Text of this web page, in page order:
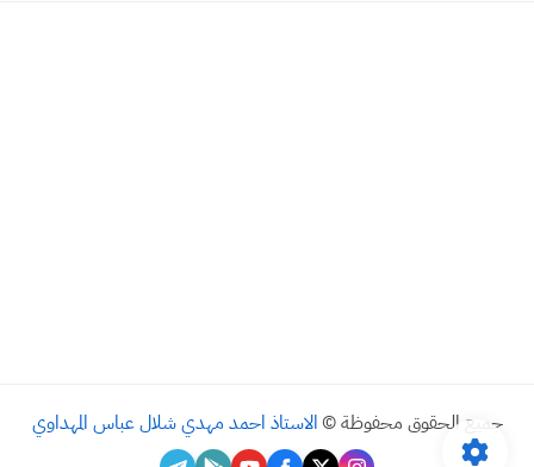
جميع الحقوق محفوظة © الاستاذ احمد مهدي شلال عباس المهداوي